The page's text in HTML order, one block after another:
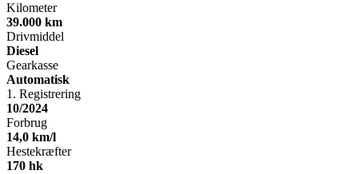
Kilometer
39.000 km
Drivmiddel
Diesel
Gearkasse
Automatisk
1. Registrering
10/2024
Forbrug
14,0 km/l
Hestekræfter
170 hk